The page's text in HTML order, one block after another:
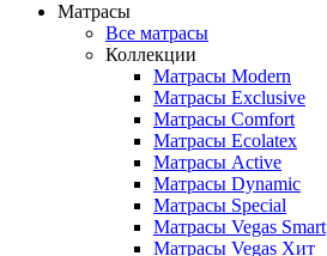
Матрасы
Все матрасы
Коллекции
Матрасы Modern
Матрасы Exclusive
Матрасы Comfort
Матрасы Ecolatex
Матрасы Active
Матрасы Dynamic
Матрасы Special
Матрасы Vegas Smart
Матрасы Vegas Хит